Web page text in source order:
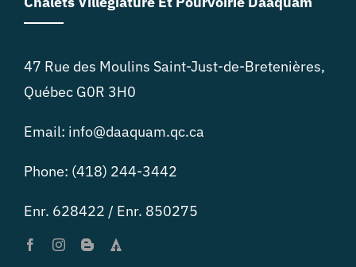
47 Rue des Moulins Saint-Just-de-Bretenières,
Québec G0R 3H0
Email: info@daaquam.qc.ca
Phone: (418) 244-3442
Enr. 628422 / Enr. 850275